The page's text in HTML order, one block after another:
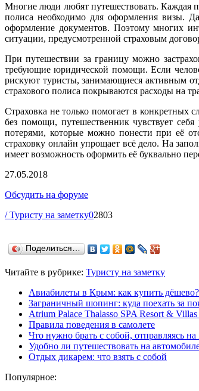
Многие люди любят путешествовать. Каждая
полиса необходимо для оформления визы.
оформление документов. Поэтому многих
ситуации, предусмотренной страховым
При путешествии за границу можно
требующие юридической помощи. Если
рискуют туристы, занимающиеся активным
страхового полиса покрываются расходы на
Страховка не только помогает в конкретных
без помощи, путешественник чувствует
потерями, которые можно понести при её
страховку онлайн упрощает всё дело. На
имеет возможность оформить её буквально
27.05.2018
Обсудить на форуме
/ Туристу на заметку02803
Поделиться…
Читайте в рубрике: Туристу на заметку
Авиабилеты в Крым: как купить дёшево?
Заграничный шопинг: куда поехать за
Atrium Palace Thalasso SPA Resort &
Правила поведения в самолете
Что нужно брать с собой, отправляясь
Удобно ли путешествовать на
Отдых дикарем: что взять с собой
Популярное: